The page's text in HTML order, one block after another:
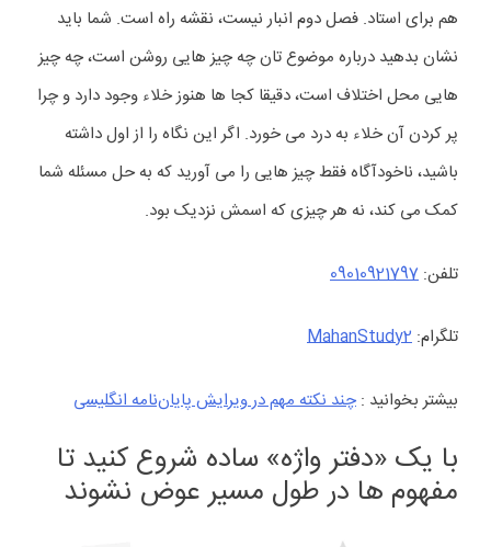
هم برای استاد. فصل دوم انبار نیست، نقشه راه است. شما باید
نشان بدهید درباره موضوع تان چه چیز هایی روشن است، چه چیز
هایی محل اختلاف است، دقیقا کجا ها هنوز خلاء وجود دارد و چرا
پر کردن آن خلاء به درد می خورد. اگر این نگاه را از اول داشته
باشید، ناخودآگاه فقط چیز هایی را می آورید که به حل مسئله شما
کمک می کند، نه هر چیزی که اسمش نزدیک بود.
تلفن: 09010921797
تلگرام: MahanStudy2
بیشتر بخوانید : چند نکته مهم در ویرایش پایان‌نامه‌ انگلیسی
با یک «دفتر واژه» ساده شروع کنید تا
مفهوم ها در طول مسیر عوض نشوند